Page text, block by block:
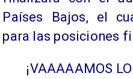
Países Bajos, el
para las posiciones
¡VAAAAAMOS